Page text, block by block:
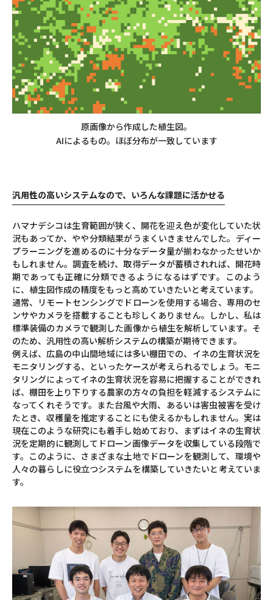
原画像から作成した植生図。
AIによるもの。ほぼ分布が一致しています
汎用性の高いシステムなので、いろんな課題に活かせる
ハマナデシコは生育範囲が狭く、開花を迎え色が変化していた状
況もあってか、やや分類結果がうまくいきませんでした。ディー
プラーニングを進めるのに十分なデータ量が揃わなかったせいか
もしれません。調査を続け、取得データが蓄積されれば、開花時
期であっても正確に分類できるようになるはずです。このよう
に、植生図作成の精度をもっと高めていきたいと考えています。
通常、リモートセンシングでドローンを使用する場合、専用のセ
ンサやカメラを搭載することも珍しくありません。しかし、私は
標準装備のカメラで観測した画像から植生を解析しています。そ
のため、汎用性の高い解析システムの構築が期待できます。
例えば、広島の中山間地域には多い棚田での、イネの生育状況を
モニタリングする、といったケースが考えられるでしょう。モニ
タリングによってイネの生育状況を容易に把握することができれ
ば、棚田を上り下りする農家の方々の負担を軽減するシステムに
なってくれそうです。また台風や大雨、あるいは害虫被害を受け
たとき、収穫量を推定することにも使えるかもしれません。実は
現在このような研究にも着手し始めており、まずはイネの生育状
況を定期的に観測してドローン画像データを収集している段階で
す。このように、さまざまな土地でドローンを観測して、環境や
人々の暮らしに役立つシステムを構築していきたいと考えていま
す。